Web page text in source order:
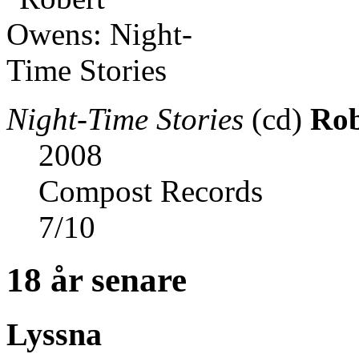
Night-Time Stories (cd)
2008
Compost Records
7/10
18 år senare
Lyssna